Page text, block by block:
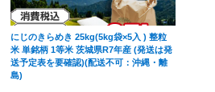
にじのきらめき 25kg(5kg袋×5入 ) 整粒
米 単銘柄 1等米 茨城県R7年産 (発送は発
送予定表を要確認)(配送不可：沖縄・離
島)